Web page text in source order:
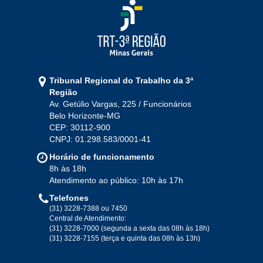
2021
Ago
Set Out Nov Dez
Set
2019
Fev Mar Abr Mai Jun
Jul
Tribunal Regional do Trabalho da 3ª
Região
Av. Getúlio Vargas, 225 / Funcionários
Belo Horizonte-MG
CEP: 30112-900
CNPJ: 01.298.583/0001-41
Horário de funcionamento
8h às 18h
Atendimento ao público: 10h às 17h
Telefones
(31) 3228-7388 ou 7450
Central de Atendimento:
(31) 3228-7000 (segunda a sexta das 08h às 18h)
(31) 3228-7155 (terça e quinta das 08h às 13h)